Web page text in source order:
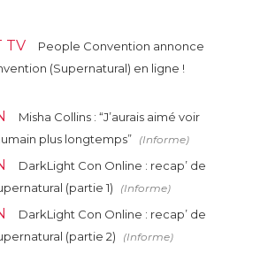
TV
People Convention annonce
(Supernatural) en ligne !
Misha Collins : “J’aurais aimé voir
plus longtemps” (Informe)
DarkLight Con Online : recap’ de
(partie 1)
(Informe)
DarkLight Con Online : recap’ de
(partie 2)
(Informe)